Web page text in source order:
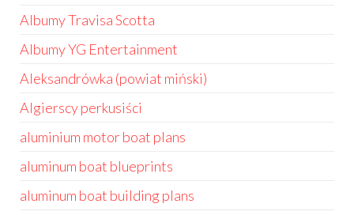
Albumy Travisa Scotta
Albumy YG Entertainment
Aleksandrówka (powiat miński)
Algierscy perkusiści
aluminium motor boat plans
aluminum boat blueprints
aluminum boat building plans